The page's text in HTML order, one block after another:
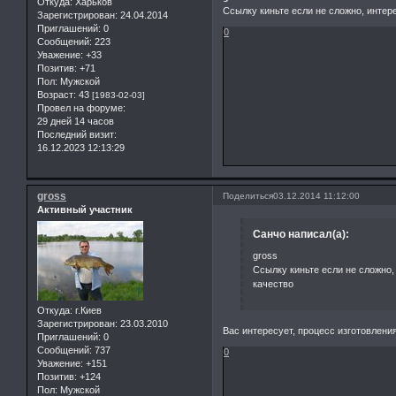
Зарегистрирован: 24.04.2014
Приглашений: 0
Сообщений: 223
Уважение: +33
Позитив: +71
Пол: Мужской
Возраст: 43 [1983-02-03]
Провел на форуме:
29 дней 14 часов
Последний визит:
16.12.2023 12:13:29
Ссылку киньте если не сложно,
0
Поделиться03.12.2014 11:12:00
gross
Активный участник
Откуда: г.Киев
Зарегистрирован: 23.03.2010
Приглашений: 0
Сообщений: 737
Уважение: +151
Позитив: +124
Пол: Мужской
Санчо написал(а):
gross
Ссылку киньте если не
качество
Вас интересует, процесс
0